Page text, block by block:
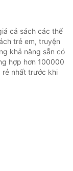
cả sách các thể
trẻ em, truyện
khả năng sẵn có
hợp hơn 100000
rẻ nhất trước khi